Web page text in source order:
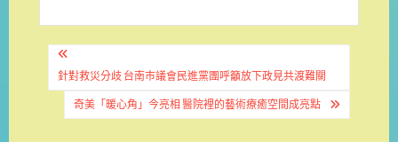
文
章
導
針對救災分歧 台南市議會民進黨團呼籲放下政見共渡難關
奇美「暖心角」今亮相 醫院裡的藝術療癒空間成亮點